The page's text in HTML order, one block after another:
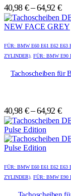
können
auf
der
Produktseite
gewählt
werden
können
auf
der
Produktseite
gewählt
werden
40,98 €–64,92 €
Produkt
weist
Varianten
können
auf
der
Produktseite
gewählt
werden
Produkt
weist
Varianten
können
auf
der
Produktseite
gewählt
werden
FÜR: BMW E60 E61 E62 E63
ZYLINDER), FÜR: BMW E90
Tachoscheiben für
40,98 €–64,92 €
Produkt
weist
Varianten
Produkt
weist
Varianten
FÜR: BMW E60 E61 E62 E63
ZYLINDER), FÜR: BMW E90